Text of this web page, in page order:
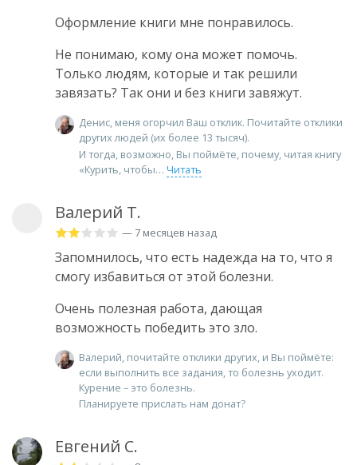
Оформление книги мне понравилось.
Не понимаю, кому она может помочь.
Только людям, которые и так решили
завязать? Так они и без книги завяжут.
Денис, меня огорчил Ваш отклик. Почитайте отклики
других людей (их более 13 тысяч).
И тогда, возможно, Вы поймёте, почему, читая книгу
«Курить, чтобы
Читать
Валерий Т.
— 7 месяцев назад
Запомнилось, что есть надежда на то, что я
смогу избавиться от этой болезни.
Очень полезная работа, дающая
возможность победить это зло.
Валерий, почитайте отклики других, и Вы поймёте:
если выполнить все задания, то болезнь уходит.
Курение – это болезнь.
Планируете прислать нам донат?
Евгений С.